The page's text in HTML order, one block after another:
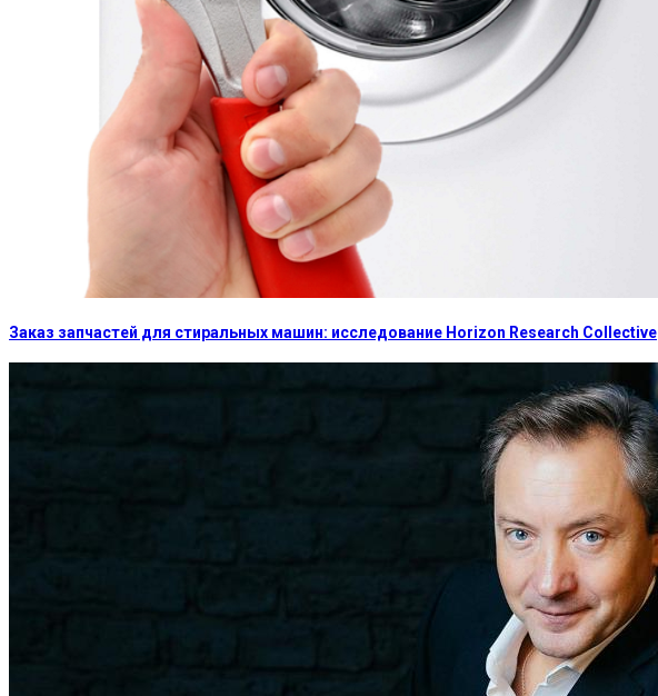
Заказ запчастей для стиральных машин: исследование Horizon Research Collective